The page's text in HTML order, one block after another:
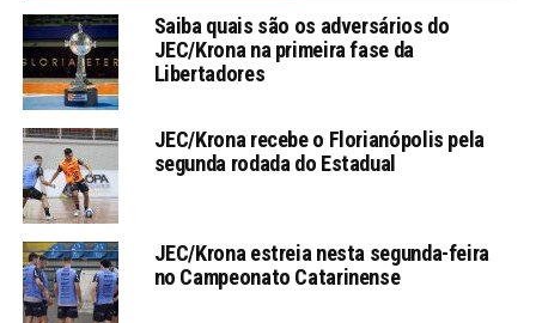
Saiba quais são os adversários do
JEC/Krona na primeira fase da
Libertadores
JEC/Krona recebe o Florianópolis pela
segunda rodada do Estadual
JEC/Krona estreia nesta segunda-feira
no Campeonato Catarinense